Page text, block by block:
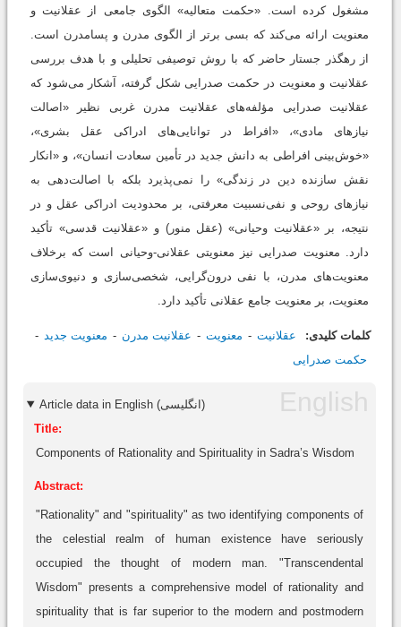
مشغول کرده است. «حکمت متعالیه» الگوی جامعی از عقلانیت و
معنویت ارائه می‌کند که بسی برتر از الگوی مدرن و پسامدرن است.
از رهگذر جستار حاضر که با روش توصیفی تحلیلی و با هدف بررسی
عقلانیت و معنویت در حکمت صدرایی شکل گرفته، آشکار می‌شود که
عقلانیت صدرایی مؤلفه‌های عقلانیت مدرن غربی نظیر «اصالت‌
نیازهای مادی»، «افراط در توانایی‌های ادراکی عقل بشری»،
«خوش‌بینی افراطی به دانش جدید در تأمین سعادت انسان»، و «انکار
نقش سازنده دین در زندگی» را نمی‌پذیرد بلکه با اصالت‌دهی به
نیازهای روحی و نفی‌نسبیت معرفتی، بر محدودیت ادراکی عقل و در
نتیجه، بر «عقلانیت وحیانی» (عقل منور) و «عقلانیت قدسی» تأکید
دارد. معنویت صدرایی نیز معنویتی عقلانی-وحیانی است که برخلاف
معنویت‌های مدرن، با نفی درون‌گرایی، شخصی‌سازی و دنیوی‌سازی
معنویت، بر معنویت جامع عقلانی تأکید دارد.
کلمات کلیدی: عقلانیت معنویت عقلانیت مدرن
معنویت جدید
حکمت صدرایی
Article data in English (انگلیسی)
Title:
Components of Rationality and Spirituality in Sadra’s Wisdom
Abstract:
"Rationality" and "spirituality" as two identifying components of
the celestial realm of human existence have seriously
occupied the thought of modern man. "Transcendental
Wisdom" presents a comprehensive model of rationality and
spirituality that is far superior to the modern and postmodern